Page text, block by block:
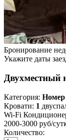
Бронирование
Укажите даты
Двухместный
Категория: Номер
Кровати: 1
Wi-Fi
2000-3000 руб/
Количество: